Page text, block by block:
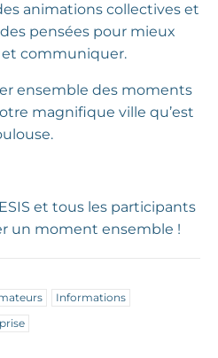
animations collectives et
pensées pour mieux
communiquer.
ensemble des moments
magnifique ville qu’est
et tous les participants
un moment ensemble !
Informations